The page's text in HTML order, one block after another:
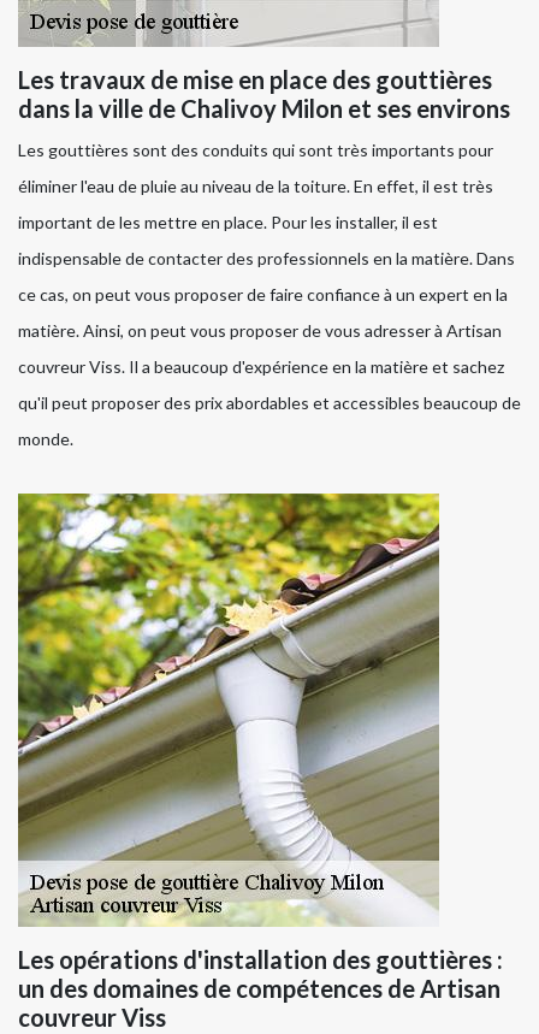
Les travaux de mise en place des gouttières
dans la ville de Chalivoy Milon et ses environs
Les gouttières sont des conduits qui sont très importants pour
éliminer l'eau de pluie au niveau de la toiture. En effet, il est très
important de les mettre en place. Pour les installer, il est
indispensable de contacter des professionnels en la matière. Dans
ce cas, on peut vous proposer de faire confiance à un expert en la
matière. Ainsi, on peut vous proposer de vous adresser à Artisan
couvreur Viss. Il a beaucoup d'expérience en la matière et sachez
qu'il peut proposer des prix abordables et accessibles beaucoup de
monde.
Les opérations d'installation des gouttières :
un des domaines de compétences de Artisan
couvreur Viss